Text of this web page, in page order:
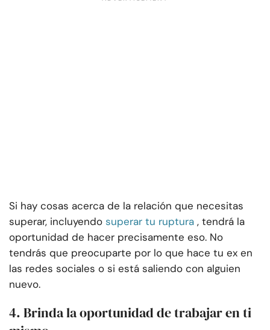
Si hay cosas acerca de la relación que necesitas
superar, incluyendo superar tu ruptura , tendrá la
oportunidad de hacer precisamente eso. No
tendrás que preocuparte por lo que hace tu ex en
las redes sociales o si está saliendo con alguien
nuevo.
4. Brinda la oportunidad de trabajar en ti